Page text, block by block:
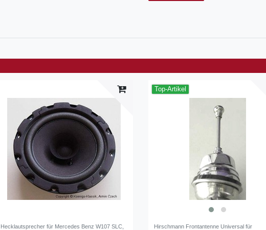
Hecklautsprecher für Mercedes Benz W107 SLC,
Top-Artikel
Hirschmann Frontantenne Universal für